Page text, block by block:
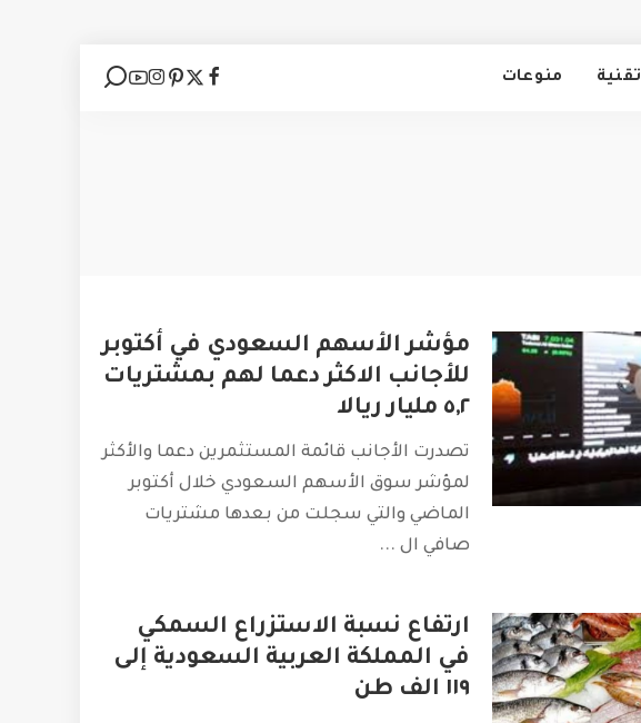
تقنية منوعات
مؤشر الأسهم السعودي في أكتوبر
للأجانب الاكثر دعما لهم بمشتريات
٥,٢ مليار ريالا
تصدرت الأجانب قائمة المستثمرين دعما والأكثر
لمؤشر سوق الأسهم السعودي خلال أكتوبر
الماضي والتي سجلت من بعدها مشتريات
صافي ال ...
ارتفاع نسبة الاستزراع السمكي
في المملكة العربية السعودية إلى
١١٩ الف طن